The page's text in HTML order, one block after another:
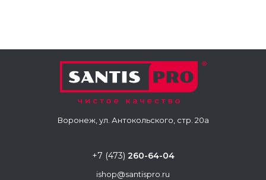
Воронеж, ул. Антокольского, стр. 20а
+7 (473) 260-64-04
ishop@santispro.ru